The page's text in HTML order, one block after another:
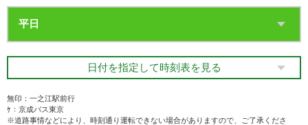
日付を指定して時刻表を見る
無印：一之江駅前行
ｹ：京成バス東京
※道路事情などにより、時刻通り運転できない場合がありますので、ご了承くださ